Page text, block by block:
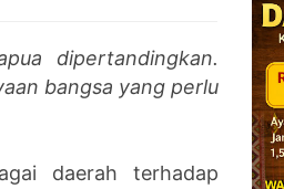
dipertandingkan.
bangsa yang perlu
daerah terhadap